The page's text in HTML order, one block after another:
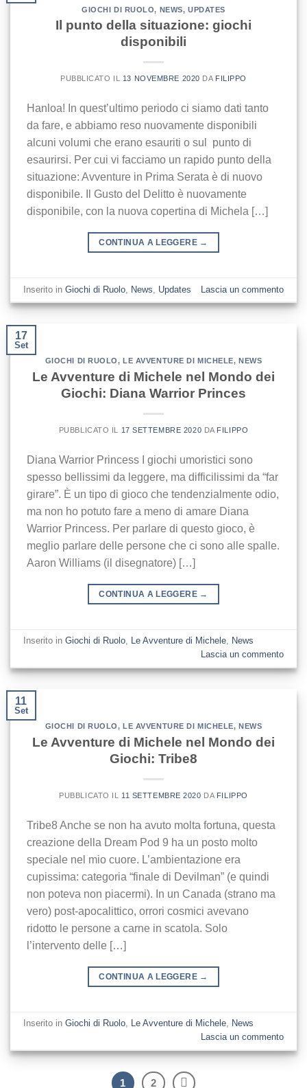
GIOCHI DI RUOLO, NEWS, UPDATES
Il punto della situazione: giochi
disponibili
PUBBLICATO IL 13 NOVEMBRE 2020 DA FILIPPO
Hanloa! In quest’ultimo periodo ci siamo dati tanto
da fare, e abbiamo reso nuovamente disponibili
alcuni volumi che erano esauriti o sul punto di
esaurirsi. Per cui vi facciamo un rapido punto della
situazione: Avventure in Prima Serata è di nuovo
disponibile. Il Gusto del Delitto è nuovamente
disponibile, con la nuova copertina di Michela […]
CONTINUA A LEGGERE →
Inserito inGiochi di Ruolo News Updates Lascia un commento
17
Set
GIOCHI DI RUOLO, LE AVVENTURE DI MICHELE, NEWS
Le Avventure di Michele nel Mondo dei
Giochi: Diana Warrior Princes
PUBBLICATO IL 17 SETTEMBRE 2020 DA FILIPPO
Diana Warrior Princess I giochi umoristici sono
spesso bellissimi da leggere, ma difficilissimi da “far
girare”. È un tipo di gioco che tendenzialmente odio,
ma non ho potuto fare a meno di amare Diana
Warrior Princess. Per parlare di questo gioco, è
meglio parlare delle persone che ci sono alle spalle.
Aaron Williams (il disegnatore) […]
CONTINUA A LEGGERE →
Inserito inGiochi di Ruolo, Le Avventure di Michele, News
Lascia un commento
11
Set
GIOCHI DI RUOLO,LE AVVENTURE DI MICHELE,NEWS
Le Avventure di Michele nel Mondo dei
Giochi: Tribe8
PUBBLICATO IL 11 SETTEMBRE 2020 DA FILIPPO
Tribe8 Anche se non ha avuto molta fortuna, questa
creazione della Dream Pod 9 ha un posto molto
speciale nel mio cuore. L’ambientazione era
cupissima: categoria “finale di Devilman” (e quindi
non poteva non piacermi). In un Canada (strano ma
vero) post-apocalittico, orrori cosmici avevano
ridotto le persone a carne in scatola. Solo
l’intervento delle […]
CONTINUA A LEGGERE →
Inserito inGiochi di Ruolo Le Avventure di Michele
News
Lascia un commento
1 2